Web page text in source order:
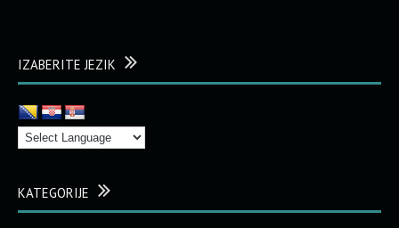
IZABERITE JEZIK
KATEGORIJE